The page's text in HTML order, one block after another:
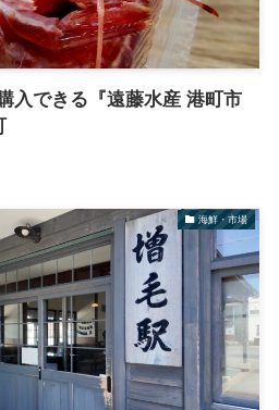
入できる『遠藤水産 港町市
海鮮・市場